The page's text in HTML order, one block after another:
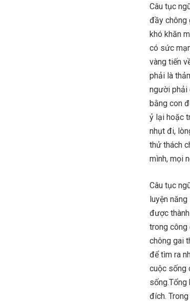
Câu tục
đầy chông
khó khăn
có sức
vàng tiến
phải là
người phải
bằng con
ỷ lại hoặc
nhụt đi,
thử thách
mình, mọi
Câu tục
luyện
được
trong công
chông gai
để tìm ra
cuộc sống
đích.